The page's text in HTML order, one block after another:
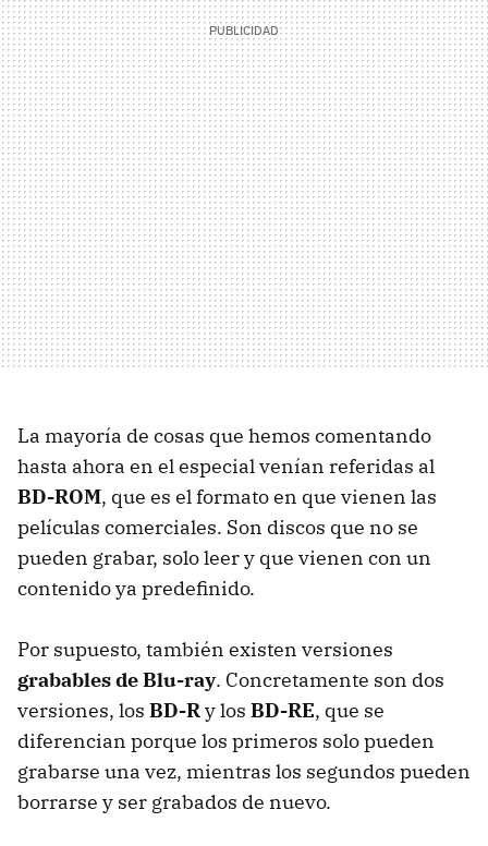
La mayoría de cosas que hemos comentando
hasta ahora en el especial venían referidas al
BD-ROM, que es el formato en que vienen las
películas comerciales. Son discos que no se
pueden grabar, solo leer y que vienen con un
contenido ya predefinido.
Por supuesto, también existen versiones
grabables de Blu-ray. Concretamente son dos
versiones, los BD-Ry los BD-RE, que se
diferencian porque los primeros solo pueden
grabarse una vez, mientras los segundos pueden
borrarse y ser grabados de nuevo.